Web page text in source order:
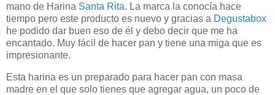
mano de Harina Santa Rita. La marca la conocía hace
tiempo pero este producto es nuevo y gracias a Degustabox
he podido dar buen eso de él y debo decir que me ha
encantado. Muy fácil de hacer pan y tiene una miga que es
impresionante.
Esta harina es un preparado para hacer pan con masa
madre en el que solo tienes que agregar agua, un poco de